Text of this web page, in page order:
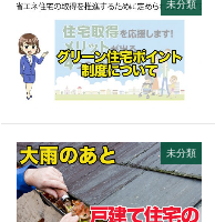
未分類
未分類